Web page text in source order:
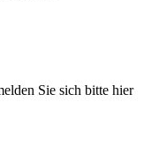
Sie sich bitte hier